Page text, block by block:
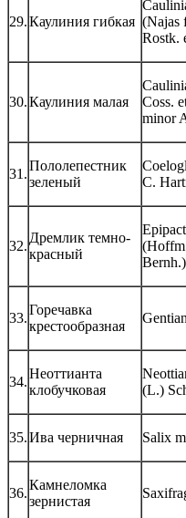
29.Каулиния гибкая (Najas
Rostk.
30.Каулиния малая
Coss.
minor
31.
Пололепестник
зеленый
C.
32.
Дремлик темно-
красный
33.
Горечавка
крестообразная
34.
Неоттианта
клобучковая
(L.)
35.Ива черничная Salix
36.
Камнеломка
зернистая